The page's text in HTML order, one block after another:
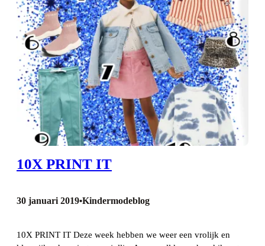
10X PRINT IT
30 januari 2019•Kindermodeblog
10X PRINT IT Deze week hebben we weer een vrolijk en